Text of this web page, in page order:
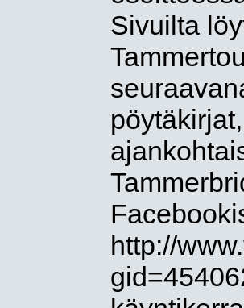
Sivuilta
http://